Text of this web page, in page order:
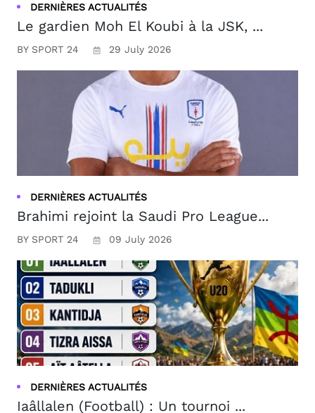
DERNIÈRES ACTUALITÉS
Le gardien Moh El Koubi à la JSK, ...
BY SPORT 24 29 July 2026
DERNIÈRES ACTUALITÉS
Brahimi rejoint la Saudi Pro League...
BY SPORT 24 09 July 2026
DERNIÈRES ACTUALITÉS
Iaâllalen (Football) : Un tournoi ...